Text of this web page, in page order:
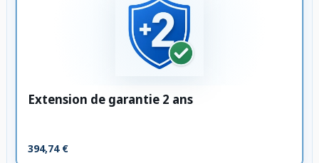
Extension de garantie 2 ans
394,74 €